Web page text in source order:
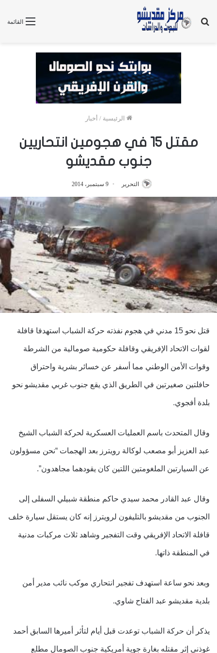
القائمة
بحث
الرئيسية / أخبار
مقتل 15 في هجومين انتحاريين
جنوب مقديشو
التحرير 9 سبتمبر، 2014
قتل نحو 15 مدني في هجوم نفذته حركة الشباب استهدفا قافلة
لقوات الاتحاد الإفريقي وقافلة حكومية صومالية من الشرطة
وقوات الأمن الوطني مما أسفر عن خسائر بشرية واحتراق
حافلتين صغيرتين في الطريق الذي يقع جنوب غربي مقديشو نحو
بلدة أفجوي.
وقال المتحدث باسم العمليات العسكرية لحركة الشباب الشيخ
عبد العزيز أبو مصعب لوكالة رويترز بعد الهجمات “نحن مسؤولون
عن السيارتين الملغومتين اللتين كان يقودهما مجاهدون”.
وقال عبد القادر محمد سيدي حاكم منطقة شبيلي السفلى إلى
الجنوب من مقديشو بالتليفون لرويترز إنه كان يستقل سيارة خلف
قافلة الاتحاد الإفريقي وقت التفجير وشاهد ثلاث مركبات مدنية
في المنطقة ذاتها.
وبعد نحو ساعة استهدف تفجير انتحاري موكب نائب مدير أمن
بلدية مقديشو عبد الفتاح شاوي.
يذكر أن حركة الشباب توعدت قبل أيام لتأثر أميرها السابق أحمد
غوذني إثر مقتله بغارة جوية أمريكية جنوب الصومال مطلع